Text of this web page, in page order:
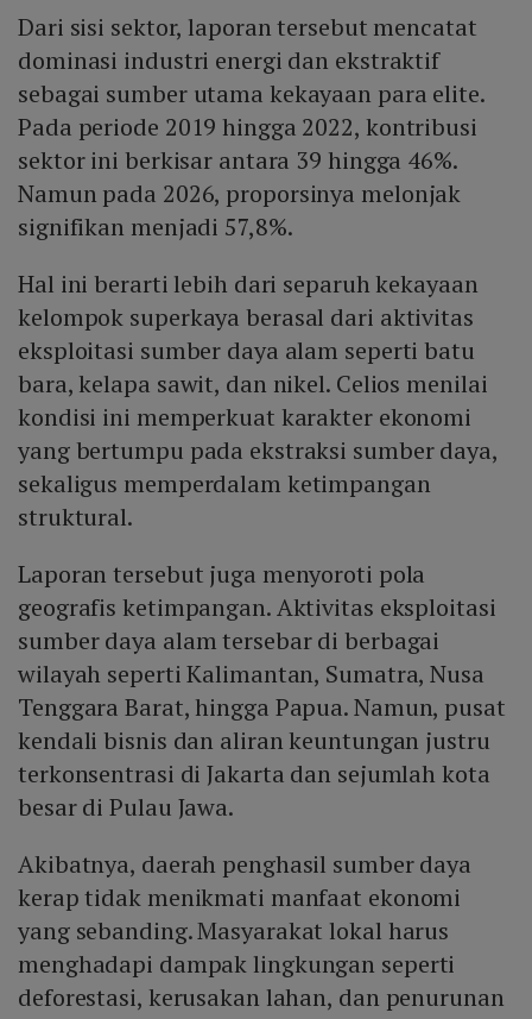
Dari sisi sektor, laporan tersebut mencatat
dominasi industri energi dan ekstraktif
sebagai sumber utama kekayaan para elite.
Pada periode 2019 hingga 2022, kontribusi
sektor ini berkisar antara 39 hingga 46%.
Namun pada 2026, proporsinya melonjak
signifikan menjadi 57,8%.
Hal ini berarti lebih dari separuh kekayaan
kelompok superkaya berasal dari aktivitas
eksploitasi sumber daya alam seperti batu
bara, kelapa sawit, dan nikel. Celios menilai
kondisi ini memperkuat karakter ekonomi
yang bertumpu pada ekstraksi sumber daya,
sekaligus memperdalam ketimpangan
struktural.
Laporan tersebut juga menyoroti pola
geografis ketimpangan. Aktivitas eksploitasi
sumber daya alam tersebar di berbagai
wilayah seperti Kalimantan, Sumatra, Nusa
Tenggara Barat, hingga Papua. Namun, pusat
kendali bisnis dan aliran keuntungan justru
terkonsentrasi di Jakarta dan sejumlah kota
besar di Pulau Jawa.
Akibatnya, daerah penghasil sumber daya
kerap tidak menikmati manfaat ekonomi
yang sebanding. Masyarakat lokal harus
menghadapi dampak lingkungan seperti
deforestasi, kerusakan lahan, dan penurunan